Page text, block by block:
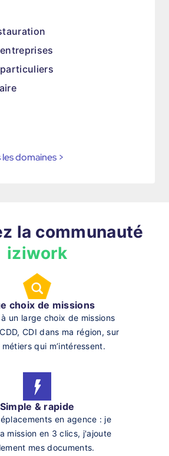
domaines >
la communauté
iziwork
choix de missions
à un large choix de missions
CDI dans ma région, sur
qui m’intéressent.
Simple & rapide
en agence : je
mission en 3 clics, j'ajoute
mes documents.